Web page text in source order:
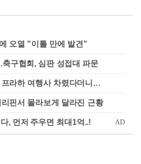
오열 "이틀 만에 발견"
구협회, 심판 성접대 파문
프라하 여행사 차렸다더니…
핀서 몰라보게 달라진 근황